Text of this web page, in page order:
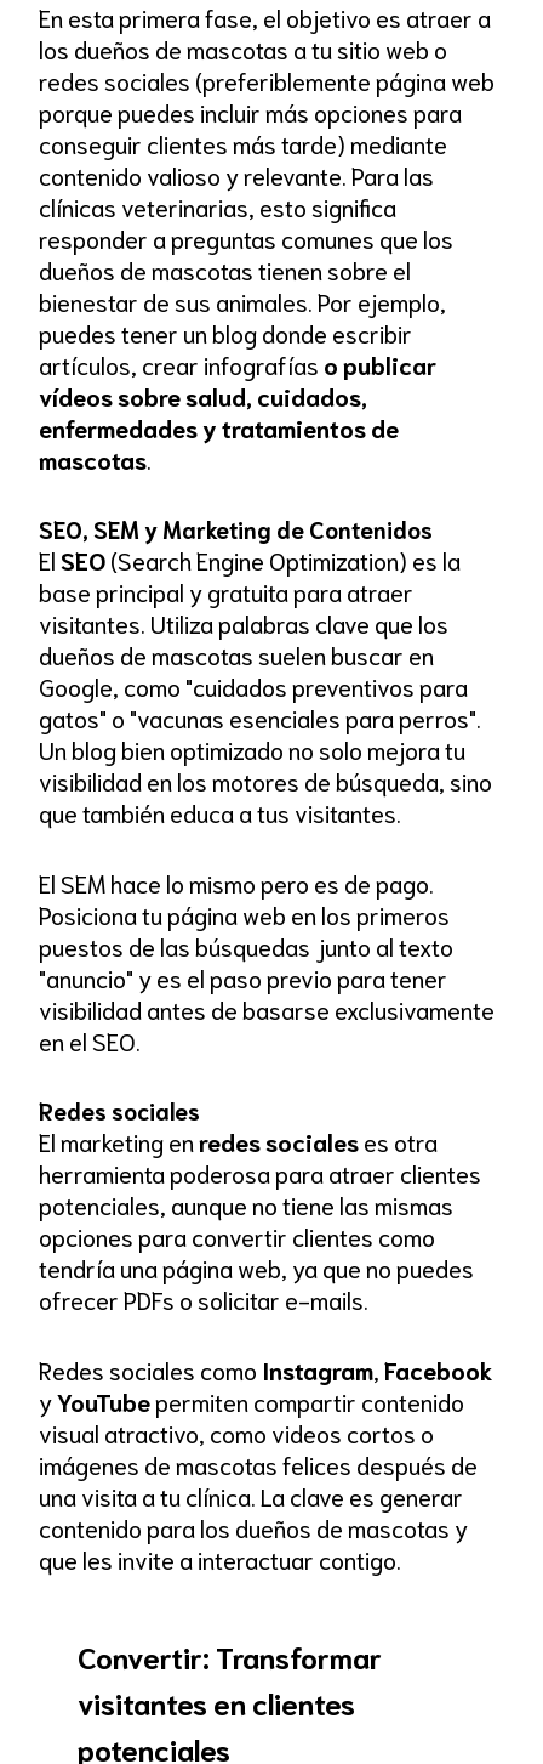
En esta primera fase, el objetivo es atraer a
los dueños de mascotas a tu sitio web o
redes sociales (preferiblemente página web
porque puedes incluir más opciones para
conseguir clientes más tarde) mediante
contenido valioso y relevante. Para las
clínicas veterinarias, esto significa
responder a preguntas comunes que los
dueños de mascotas tienen sobre el
bienestar de sus animales. Por ejemplo,
puedes tener un blog donde escribir
artículos, crear infografías o publicar
vídeos sobre salud, cuidados,
enfermedades y tratamientos de
mascotas.
SEO, SEM y Marketing de Contenidos
ElSEO(Search Engine Optimization) es la
base principal y gratuita para atraer
visitantes. Utiliza palabras clave que los
dueños de mascotas suelen buscar en
Google, como "cuidados preventivos para
gatos" o "vacunas esenciales para perros".
Un blog bien optimizado no solo mejora tu
visibilidad en los motores de búsqueda, sino
que también educa a tus visitantes.
El SEM hace lo mismo pero es de pago.
Posiciona tu página web en los primeros
puestos de las búsquedas junto al texto
"anuncio" y es el paso previo para tener
visibilidad antes de basarse exclusivamente
en el SEO.
Redes sociales
El marketing enredes socialeses otra
herramienta poderosa para atraer clientes
potenciales, aunque no tiene las mismas
opciones para convertir clientes como
tendría una página web, ya que no puedes
ofrecer PDFs o solicitar e-mails.
Redes sociales como Instagram,Facebook
yYouTubepermiten compartir contenido
visual atractivo, como videos cortos o
imágenes de mascotas felices después de
una visita a tu clínica. La clave es generar
contenido para los dueños de mascotas y
que les invite a interactuar contigo.
Convertir: Transformar
visitantes en clientes
potenciales